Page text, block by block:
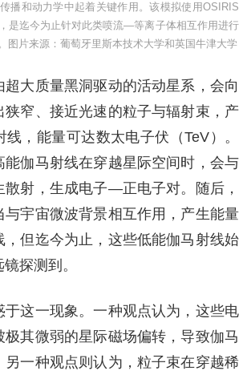
播和动力学中起着关键作用。该模拟使用OSIRIS
是迄今为止针对此类喷流—等离子体相互作用进行
图片来源：葡萄牙里斯本技术大学和英国牛津大学
超大质量黑洞驱动的活动星系，会向
狭窄、接近光速的粒子与辐射束，产
，能量可达数太电子伏（TeV）。
能伽马射线在穿越星际空间时，会与
散射，生成电子—正电子对。随后，
与宇宙微波背景相互作用，产生能量
，但迄今为止，这些低能伽马射线始
探测到。
于这一现象。一种观点认为，这些电
其微弱的星际磁场偏转，导致伽马
另一种观点则认为，粒子束在穿越稀